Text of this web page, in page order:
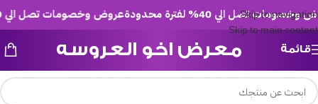
Skip to navigation
Skip to main content
عروض وخصومات تصل الي 40% لفترة محدودة تصل الي 40% لفترة محدودة
قائمة معرض اخو العروسه